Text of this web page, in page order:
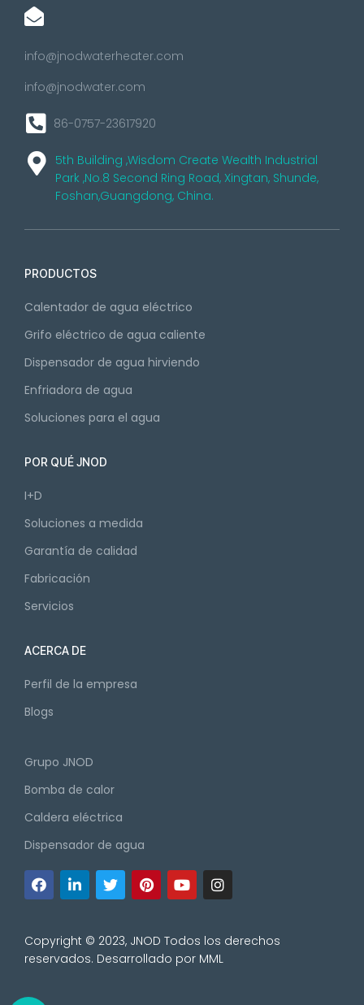
info@jnodwaterheater.com
info@jnodwater.com
86-0757-23617920
5th Building ,Wisdom Create Wealth Industrial
Park ,No.8 Second Ring Road, Xingtan, Shunde,
Foshan,Guangdong, China.
PRODUCTOS
Calentador de agua eléctrico
Grifo eléctrico de agua caliente
Dispensador de agua hirviendo
Enfriadora de agua
Soluciones para el agua
POR QUÉ JNOD
I+D
Soluciones a medida
Garantía de calidad
Fabricación
Servicios
ACERCA DE
Perfil de la empresa
Blogs
Grupo JNOD
Bomba de calor
Caldera eléctrica
Dispensador de agua
Copyright © 2023, JNOD Todos los derechos
reservados. Desarrollado por MML